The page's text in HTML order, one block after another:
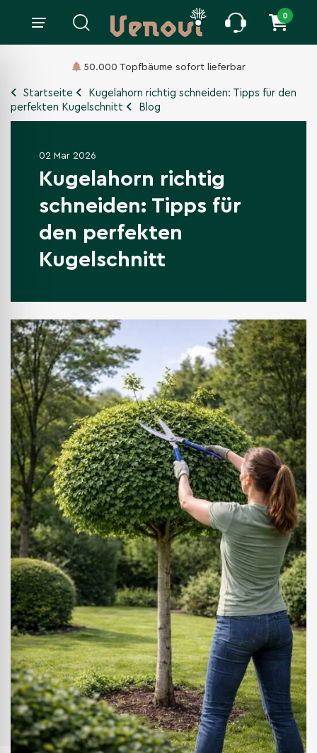
0
Lieferunginnerhalb 14 bis 21 Tagen.
Startseite
Kugelahorn richtig schneiden: Tipps für den
perfekten Kugelschnitt
Blog
02 Mar 2026
Kugelahorn richtig
schneiden: Tipps für
den perfekten
Kugelschnitt